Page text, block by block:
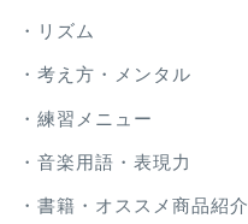
・リズム
・考え方・メンタル
・練習メニュー
・音楽用語・表現力
・書籍・オススメ商品紹介